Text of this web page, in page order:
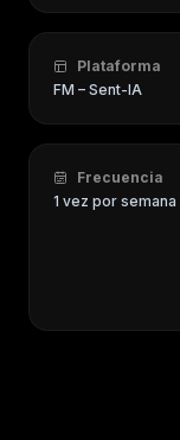
Plataforma
FM – Sent-IA
Frecuencia
1 vez por semana